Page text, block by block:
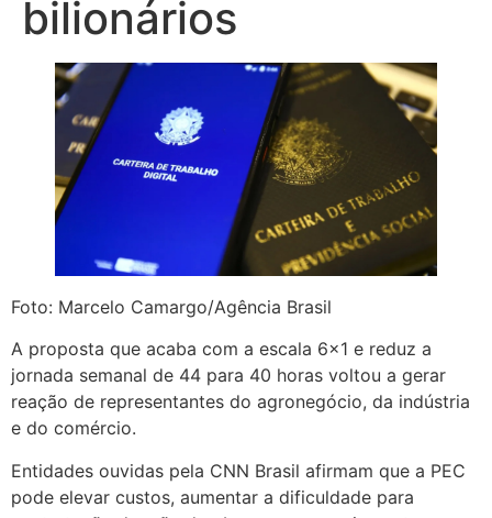
bilionários
Foto: Marcelo Camargo/Agência Brasil
A proposta que acaba com a escala 6×1 e reduz a
jornada semanal de 44 para 40 horas voltou a gerar
reação de representantes do agronegócio, da indústria
e do comércio.
Entidades ouvidas pela CNN Brasil afirmam que a PEC
pode elevar custos, aumentar a dificuldade para